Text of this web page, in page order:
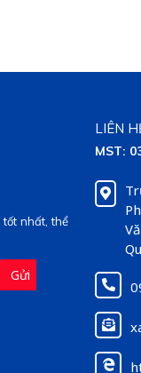
nhất, thể
Gửi
LIÊN
MST: